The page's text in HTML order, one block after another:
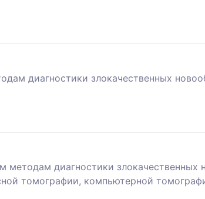
диагностики злокачественных
диагностики злокачественных
томографии, компьютерной